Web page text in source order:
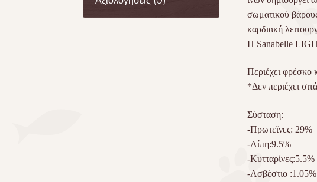
σωματικού
καρδιακή
Η Sanabelle
Περιέχει φρέσκο
*Δεν περιέχει
Σύσταση:
-Πρωτεϊνες: 29%
-Λίπη:9.5%
-Κυτταρίνες:5.5%
-Ασβέστιο :1.05%